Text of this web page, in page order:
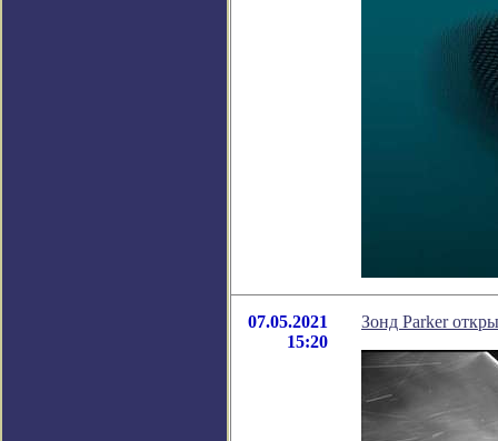
07.05.2021
15:20
Зонд Parker